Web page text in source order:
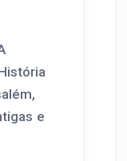
e